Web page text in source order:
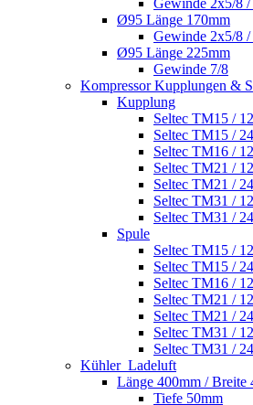
Gewinde 2x5/8
Ø95 Länge 170mm
Gewinde 2x5/8
Ø95 Länge 225mm
Gewinde 7/8
Kompressor Kupplungen &
Kupplung
Seltec TM15 /
Seltec TM15 /
Seltec TM16 /
Seltec TM21 /
Seltec TM21 /
Seltec TM31 /
Seltec TM31 /
Spule
Seltec TM15 /
Seltec TM15 /
Seltec TM16 /
Seltec TM21 /
Seltec TM21 /
Seltec TM31 /
Seltec TM31 /
Kühler_Ladeluft
Länge 400mm / Breite
Tiefe 50mm